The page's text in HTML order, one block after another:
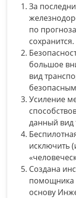
За
по
сохранится.
большое
вид
Усиление
данный вид
исключить
Создана
помощника
основу